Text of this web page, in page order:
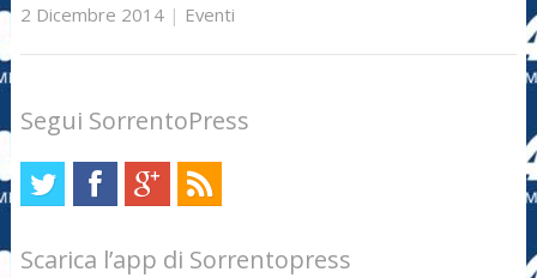
2 Dicembre 2014| Eventi
Segui SorrentoPress
Scarica l’app di Sorrentopress